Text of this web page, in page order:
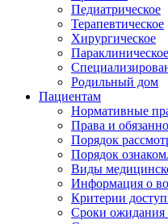
Педиатрическое
Терапевтическое
Хирургическое
Параклиническое
Родильный дом
Пациентам
Нормативные
Права и
Порядок
Порядок
Виды
Информация о
Критерии
Сроки